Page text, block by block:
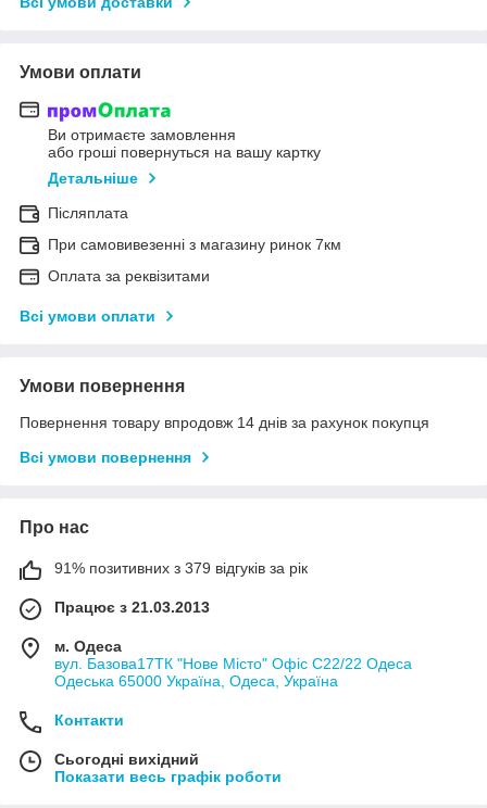
Умови оплати
Ви отримаєте замовлення
або гроші повернуться на вашу картку
Детальніше
Післяплата
При самовивезенні з магазину ринок 7км
Оплата за реквізитами
Всі умови оплати
Умови повернення
Повернення товару впродовж 14 днів за рахунок покупця
Всі умови повернення
Про нас
91% позитивних з 379 відгуків за рік
Працює з 21.03.2013
м. Одеса
вул. Базова17ТК "Нове Місто" Офіс С22/22 Одеса
Одеська 65000 Україна, Одеса, Україна
Контакти
Сьогодні вихідний
Показати весь графік роботи